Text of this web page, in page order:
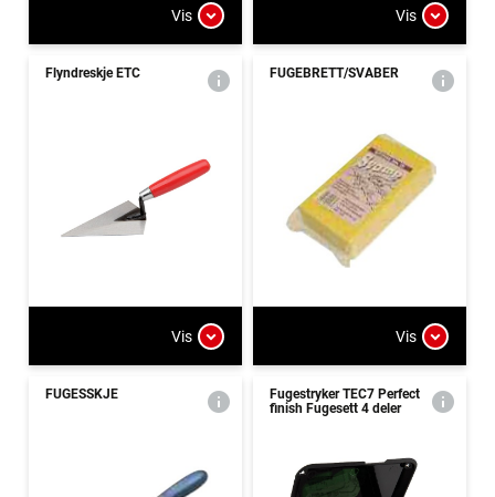
Vis Vis
Flyndreskje ETC
Vis
FUGEBRETT/SVABER
Vis
FUGESSKJE
Fugestryker TEC7 Perfect
finish Fugesett 4 deler